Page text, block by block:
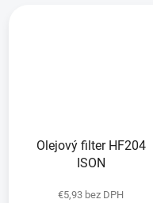
Olejový filter HF204
ISON
€5,93 bez DPH